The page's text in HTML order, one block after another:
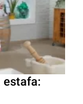
estafa: